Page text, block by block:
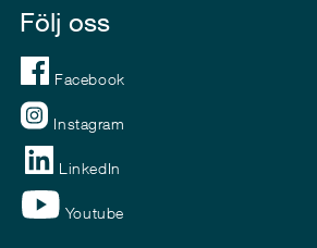
Följ oss
Facebook
Instagram
LinkedIn
Youtube